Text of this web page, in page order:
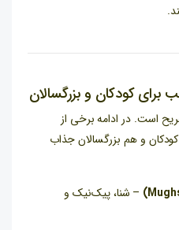
کودکان و بزرگسالان
است. در ادامه برخی از
و هم بزرگسالان جذاب
– شنا، پیک‌نیک و